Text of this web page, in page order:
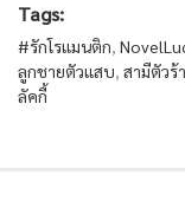
Tags:
#รักโรแมนติก,
ลูกชายตัวแสบ, สามีตัวร้
ลัคกี้